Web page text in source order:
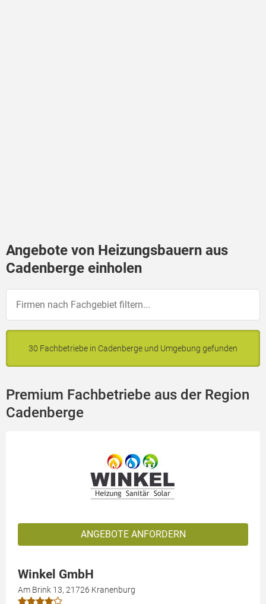
Angebote von Heizungsbauern aus
Cadenberge einholen
30 Fachbetriebe in Cadenberge und Umgebung gefunden
Premium Fachbetriebe aus der Region
Cadenberge
ANGEBOTE ANFORDERN
Winkel GmbH
Am Brink 13, 21726 Kranenburg